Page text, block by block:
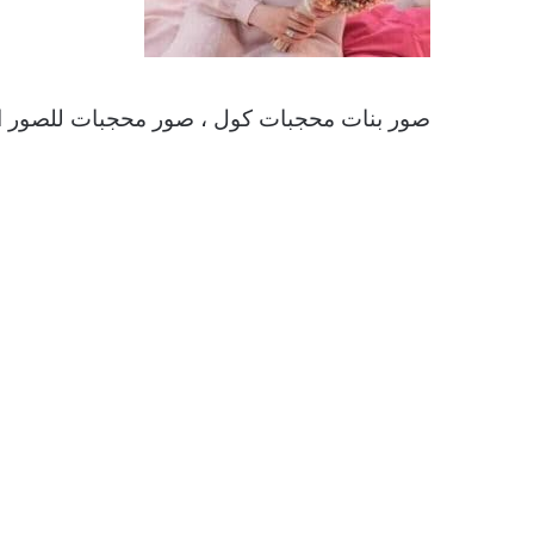
صور بنات محجبات كول ، صور محجبات للصور